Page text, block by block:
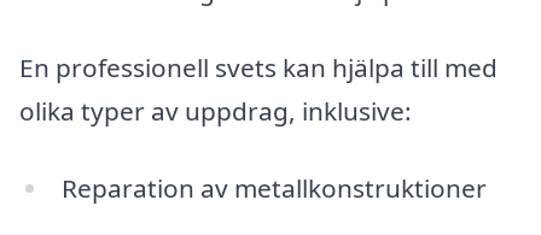
En professionell svets kan hjälpa till med
olika typer av uppdrag, inklusive:
Reparation av metallkonstruktioner